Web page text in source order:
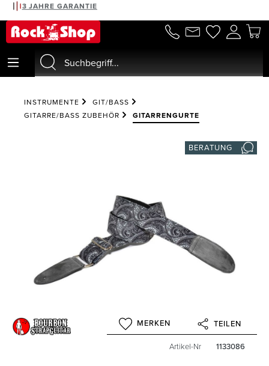
springen
3 JAHRE GARANTIE
INSTRUMENTE
GIT/BASS
GITARRE/BASS ZUBEHÖR
GITARRENGURTE
BERATUNG
MERKEN TEILEN
Artikel-Nr 1133086